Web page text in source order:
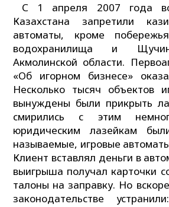
С 1 апреля 2007 года
Казахстана запретили
автоматы, кроме побережья
водохранилища и
Акмолинской области.
«Об игорном бизнесе»
Несколько тысяч объектов
вынуждены были прикрыть
смирились с этим
юридическим лазейкам
называемые, игровые
Клиент вставлял деньги в
выигрыша получал карточки
талоны на заправку. Но
законодательстве